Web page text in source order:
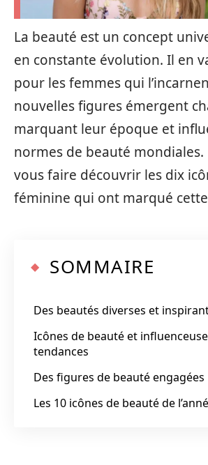
La beauté est un concept
en constante évolution. Il en
pour les femmes qui
nouvelles figures émergent
marquant leur époque et
normes de beauté mondiales.
vous faire découvrir les dix
féminine qui ont marqué
SOMMAIRE
Des beautés diverses et
Icônes de beauté et
tendances
Des figures de beauté engagées
Les 10 icônes de beauté de